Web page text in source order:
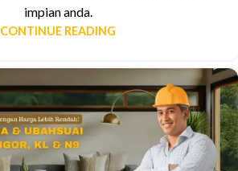
impian anda.
CONTINUE READING